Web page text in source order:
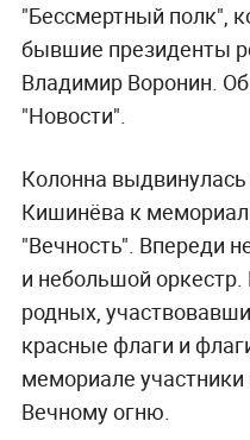
"Бессмертный полк",
бывшие президенты
Владимир Воронин.
"Новости".
Колонна
Кишинёва к
"Вечность". Впереди
и небольшой оркестр.
родных,
красные флаги и
мемориале
Вечному огню.